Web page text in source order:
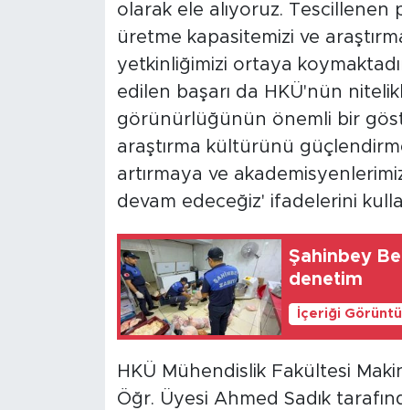
olarak ele alıyoruz.
üretme kapasitemizi ve
yetkinliğimizi ortaya
edilen başarı da HKÜ'nün
görünürlüğünün önemli bir
araştırma kültürünü
artırmaya ve
devam edeceğiz' ifadelerini
Şahinbey
denetim
İçeriği
HKÜ Mühendislik Fakültesi
Öğr. Üyesi Ahmed Sadık